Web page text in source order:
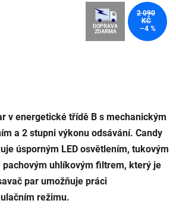
v energetické třídě B s mechanickým
a 2 stupni výkonu odsávání. Candy
úsporným LED osvětlením, tukovým
uhlíkovým filtrem, který je
par umožňuje práci
režimu.
DOPRAVA
ZDARMA
2 090
KČ
–4 %